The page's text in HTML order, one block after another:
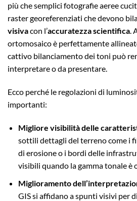
più che semplici fotografie aeree
raster georeferenziati che devono
visivacon l’accuratezza scientifica.
ortomosaico è perfettamente
cattivo bilanciamento dei toni può
interpretare o da presentare.
Ecco perché le regolazioni di
importanti:
Migliore visibilità delle
sottili dettagli del terreno come i
di erosione o i bordi delle
visibili quando la gamma tonale è
Miglioramento
GIS si affidano a spunti visivi per